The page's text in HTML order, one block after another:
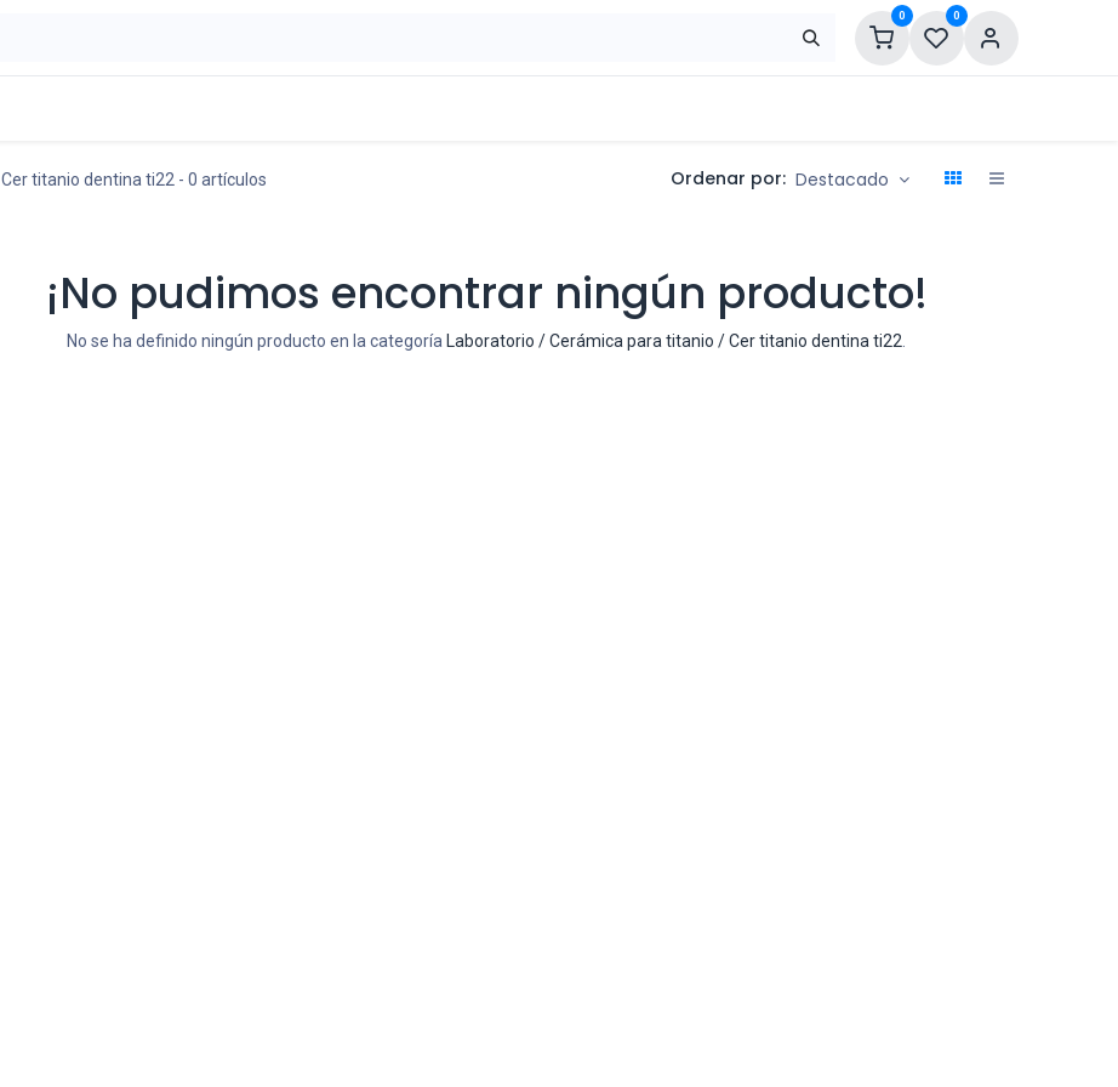
0 0
Cer titanio dentina ti22 - 0 artículos Ordenar por: Destacado
¡No pudimos encontrar ningún producto!
No se ha definido ningún producto en la categoría Laboratorio / Cerámica para titanio / Cer titanio dentina ti22